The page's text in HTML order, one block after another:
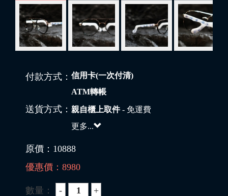
付款方式： 信用卡(一次付清)
ATM轉帳
送貨方式： 親自櫃上取件- 免運費
更多...
原價： 10888
優惠價： 8980
數量：